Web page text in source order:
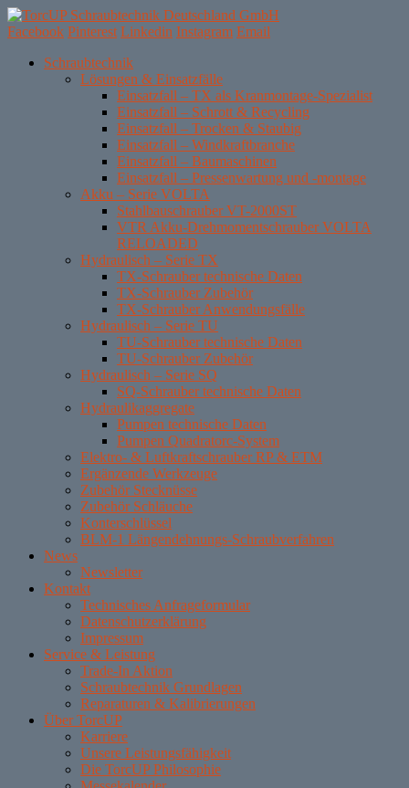
Facebook Pinterest Linkedin Instagram Email
Skip
Schraubtechnik
Lösungen & Einsatzfälle
Einsatzfall – TX als Kranmontage-Spezialist
Einsatzfall – Schrott & Recycling
Einsatzfall – Trocken & Staubig
Einsatzfall – Windkraftbranche
Einsatzfall – Baumaschinen
Einsatzfall – Pressenwartung und -montage
Akku – Serie VOLTA
Stahlbauschrauber VT-2000ST
VTR Akku-Drehmomentschrauber VOLTA
RELOADED
Hydraulisch – Serie TX
TX-Schrauber technische Daten
TX-Schrauber Zubehör
TX-Schrauber Anwendungsfälle
Hydraulisch – Serie TU
TU-Schrauber technische Daten
TU-Schrauber Zubehör
Hydraulisch – Serie SQ
SQ-Schrauber technische Daten
Hydraulikaggregate
Pumpen technische Daten
Pumpen Quadratorc-System
Elektro- & Luftkraftschrauber RP & ETM
Ergänzende Werkzeuge
Zubehör Stecknüsse
Zubehör Schläuche
Konterschlüssel
BLM-1 Längendehnungs-Schraubverfahren
News
Newsletter
Kontakt
Technisches Anfrageformular
Datenschutzerklärung
Impressum
Service & Leistung
Trade-In Aktion
Schraubtechnik Grundlagen
Reparaturen & Kalibrierungen
Über TorcUP
Karriere
Unsere Leistungsfähigkeit
Die TorcUP Philosophie